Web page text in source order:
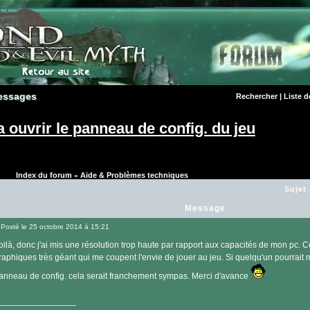
Rechercher| Liste
ouvrir le panneau de config. du jeu
Index du forum» Aide & Problèmes techniques
Sujet
Message
Posté le 25 octobre 2014 à 15:21
donc j'ai mis une résolution trop haute par rapport aux capacités de mon pc.
très géant qui me coupent l'envie de jouer au jeu. Si quelqu'un pourrait
de config. cela serait franchement sympas. Merci d'avance